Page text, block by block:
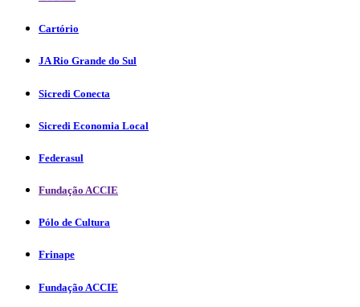
Cartório
JA Rio Grande do Sul
Sicredi Conecta
Sicredi Economia Local
Federasul
Fundação ACCIE
Pólo de Cultura
Frinape
Fundação ACCIE